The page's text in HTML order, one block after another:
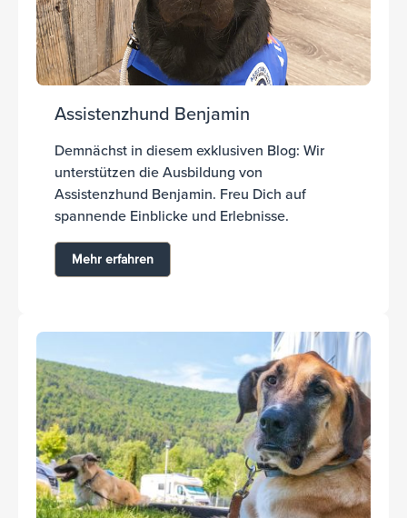
Assistenzhund Benjamin
Demnächst in diesem exklusiven Blog: Wir
unterstützen die Ausbildung von
Assistenzhund Benjamin. Freu Dich auf
spannende Einblicke und Erlebnisse.
Mehr erfahren